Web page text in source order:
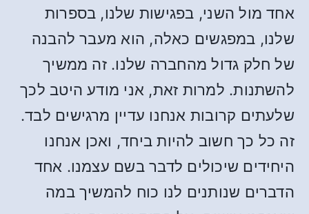
אחד מול השני, בפגישות שלנו, בספרות
שלנו, במפגשים כאלה, הוא מעבר להבנה
של חלק גדול מהחברה שלנו. זה ממשיך
להשתנות. למרות זאת, אני מודע היטב לכך
שלעתים קרובות אנחנו עדיין מרגישים לבד.
זה כל כך חשוב להיות ביחד, ואכן אנחנו
היחידים שיכולים לדבר בשם עצמנו. אחד
הדברים שנותנים לנו כוח להמשיך במה